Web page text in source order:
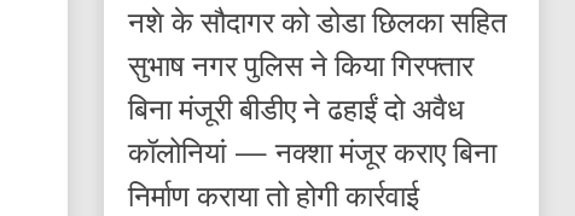
नशे के सौदागर को डोडा छिलका सहित
सुभाष नगर पुलिस ने किया गिरफ्तार
बिना मंजूरी बीडीए ने ढहाईं दो अवैध
कॉलोनियां — नक्शा मंजूर कराए बिना
निर्माण कराया तो होगी कार्रवाई